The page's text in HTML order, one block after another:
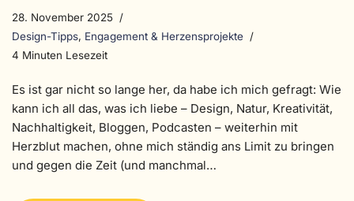
28. November 2025
Design-Tipps, Engagement & Herzensprojekte
4 Minuten Lesezeit
Es ist gar nicht so lange her, da habe ich mich gefragt: Wie
kann ich all das, was ich liebe – Design, Natur, Kreativität,
Nachhaltigkeit, Bloggen, Podcasten – weiterhin mit
Herzblut machen, ohne mich ständig ans Limit zu bringen
und gegen die Zeit (und manchmal…